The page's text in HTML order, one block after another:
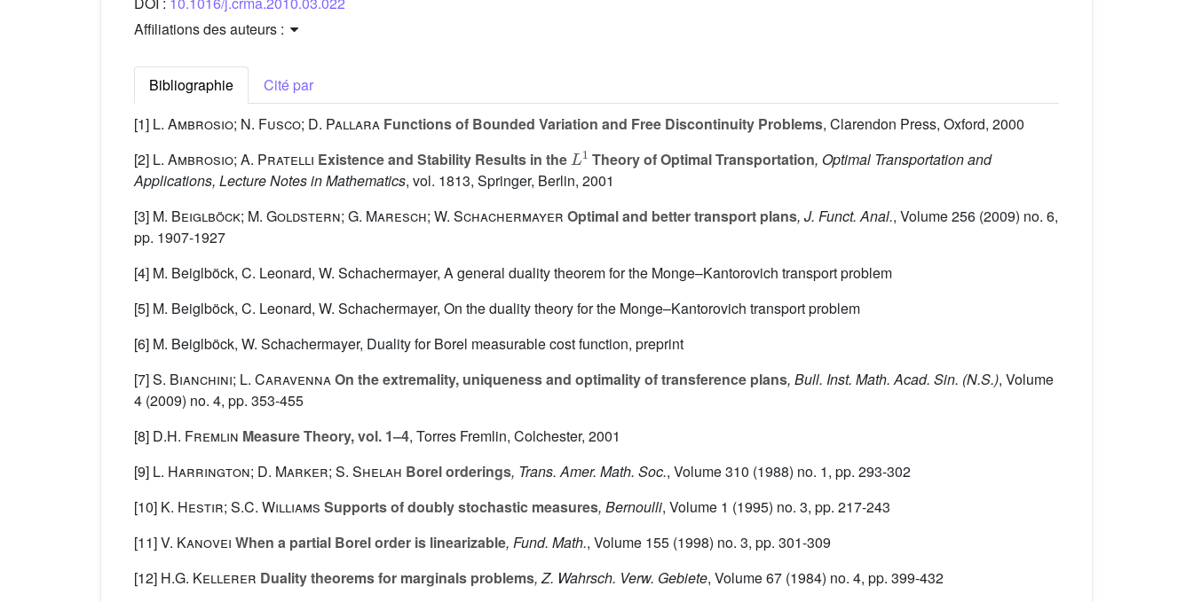
Affiliations des auteurs :
Bibliographie
Cité par
[1] L. Ambrosio; N. Fusco; D. Pallara Functions of Bounded Variation and Free Discontinuity Problems, Clarendon Press, Oxford, 2000
[2] L. Ambrosio; A. Pratelli Existence and Stability Results in the
1
Theory of Optimal Transportation, Optimal Transportation and
Applications, Lecture Notes in Mathematics, vol. 1813, Springer, Berlin, 2001
[3] M. Beiglböck; M. Goldstern; G. Maresch; W. Schachermayer Optimal and better transport plans, J. Funct. Anal., Volume 256 (2009) no. 6,
pp. 1907-1927
[4] M. Beiglböck, C. Leonard, W. Schachermayer, A general duality theorem for the Monge–Kantorovich transport problem
[5] M. Beiglböck, C. Leonard, W. Schachermayer, On the duality theory for the Monge–Kantorovich transport problem
[6] M. Beiglböck, W. Schachermayer, Duality for Borel measurable cost function, preprint
[7]S. Bianchini; L. CaravennaOn the extremality, uniqueness and optimality of transference plans, Bull. Inst. Math. Acad. Sin. (N.S.), Volume
4 (2009) no. 4, pp. 353-455
[8] D.H. Fremlin Measure Theory, vol. 1–4, Torres Fremlin, Colchester, 2001
[9] L. Harrington; D. Marker; S. Shelah Borel orderings, Trans. Amer. Math. Soc., Volume 310 (1988) no. 1, pp. 293-302
[10] K. Hestir; S.C. Williams Supports of doubly stochastic measures, Bernoulli, Volume 1 (1995) no. 3, pp. 217-243
[11]V. Kanovei When a partial Borel order is linearizable, Fund. Math., Volume 155 (1998) no. 3, pp. 301-309
[12] H.G. Kellerer Duality theorems for marginals problems, Z. Wahrsch. Verw. Gebiete, Volume 67 (1984) no. 4, pp. 399-432